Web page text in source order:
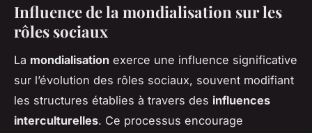
Influence de la mondialisation sur les
rôles sociaux
La mondialisation exerce une influence significative
sur l’évolution des rôles sociaux, souvent modifiant
les structures établies à travers des influences
interculturelles. Ce processus encourage